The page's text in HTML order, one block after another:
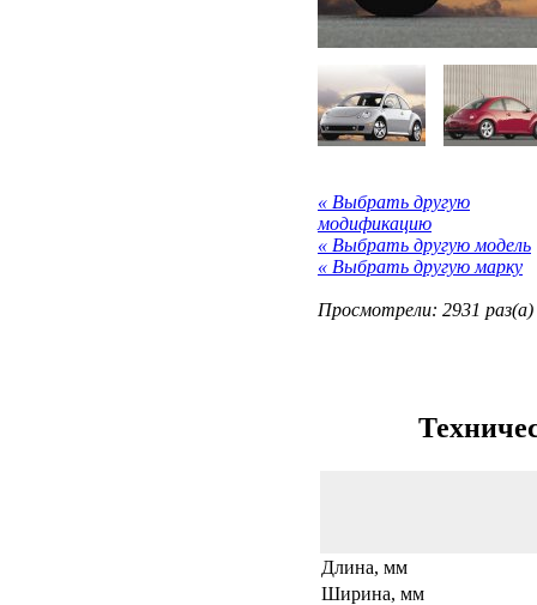
« Выбрать другую
модификацию
« Выбрать другую модель
« Выбрать другую марку
Просмотрели: 2931 раз(а)
Длина, мм
Ширина, мм